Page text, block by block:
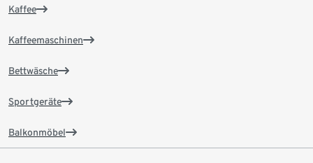
Kaffee
Kaffeemaschinen
Bettwäsche
Sportgeräte
Balkonmöbel